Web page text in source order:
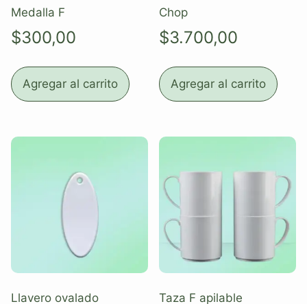
Medalla F
$300,00
Agregar al carrito
Chop
$3.700,00
Agregar al carrito
Llavero ovalado Taza F apilable